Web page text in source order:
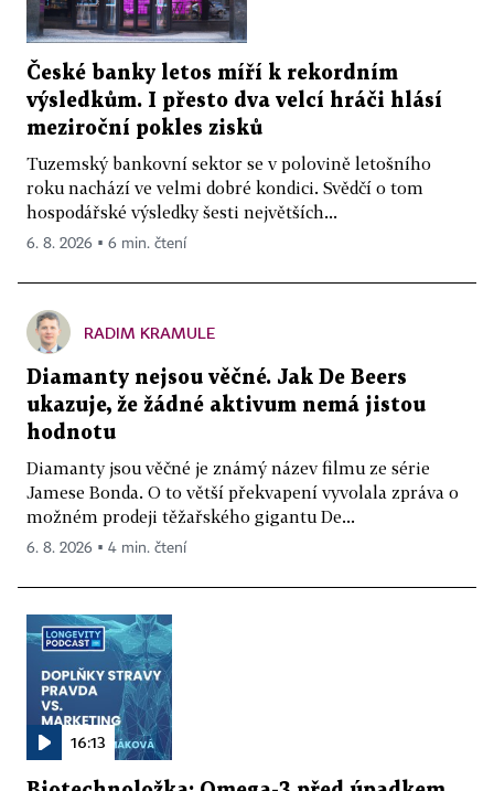
České banky letos míří k rekordním
výsledkům. I přesto dva velcí hráči hlásí
meziroční pokles zisků
Tuzemský bankovní sektor se v polovině letošního
roku nachází ve velmi dobré kondici. Svědčí o tom
hospodářské výsledky šesti největších...
6. 8. 2026 ▪ 6 min. čtení
RADIM KRAMULE
Diamanty nejsou věčné. Jak De Beers
ukazuje, že žádné aktivum nemá jistou
hodnotu
Diamanty jsou věčné je známý název filmu ze série
Jamese Bonda. O to větší překvapení vyvolala zpráva o
možném prodeji těžařského gigantu De...
6. 8. 2026 ▪ 4 min. čtení
16:13